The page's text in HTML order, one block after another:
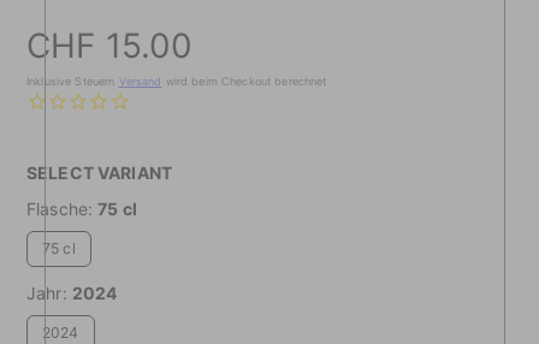
Preis
CHF 15.00
Inklusive Steuern Versand wird beim Checkout berechnet
SELECT VARIANT
Flasche: 75 cl
75 cl
Jahr: 2024
2024